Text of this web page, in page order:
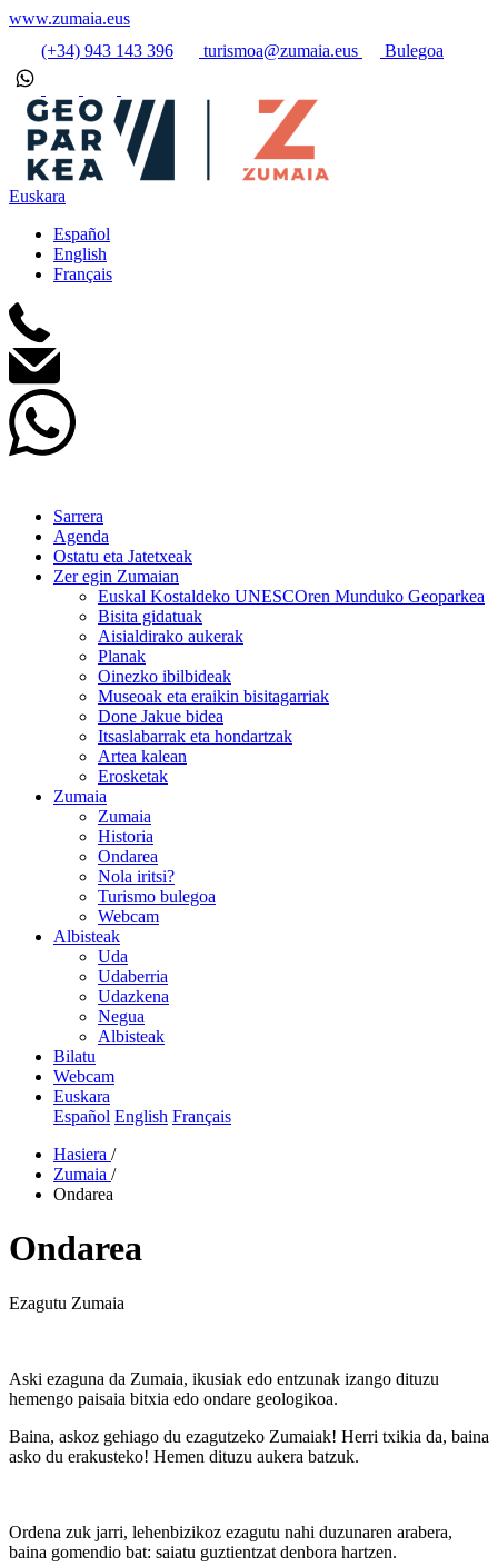
www.zumaia.eus
(+34) 943 143 396
turismoa@zumaia.eus Bulegoa
Euskara
Español
English
Français
Sarrera
Agenda
Ostatu eta Jatetxeak
Zer egin Zumaian
Euskal Kostaldeko UNESCOren Munduko Geoparkea
Bisita gidatuak
Aisialdirako aukerak
Planak
Oinezko ibilbideak
Museoak eta eraikin bisitagarriak
Done Jakue bidea
Itsaslabarrak eta hondartzak
Artea kalean
Erosketak
Zumaia
Zumaia
Historia
Ondarea
Nola iritsi?
Turismo bulegoa
Webcam
Albisteak
Uda
Udaberria
Udazkena
Negua
Albisteak
Bilatu
Webcam
Euskara
Español English Français
Hasiera /
Zumaia /
Ondarea
Ondarea
Ezagutu Zumaia
Aski ezaguna da Zumaia, ikusiak edo entzunak izango dituzu
hemengo paisaia bitxia edo ondare geologikoa.
Baina, askoz gehiago du ezagutzeko Zumaiak! Herri txikia da, baina
asko du erakusteko! Hemen dituzu aukera batzuk.
Ordena zuk jarri, lehenbizikoz ezagutu nahi duzunaren arabera,
baina gomendio bat: saiatu guztientzat denbora hartzen.